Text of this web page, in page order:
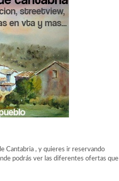
Cantabria , y quieres ir reservando
podrás ver las diferentes ofertas que